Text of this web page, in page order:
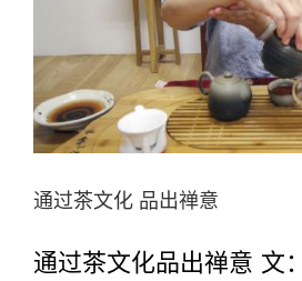
通过茶文化 品出禅意
通过茶文化品出禅意 文